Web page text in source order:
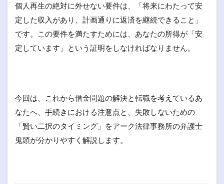
個人再生の絶対に外せない要件は、「将来にわたって安
定した収入があり、計画通りに返済を継続できること」
です。この要件を満たすためには、あなたの所得が「安
定しています」という証明をしなければなりません。
今回は、これから借金問題の解決と転職を考えているあ
なたへ、手続きにおける注意点と、失敗しないための
「賢い二択のタイミング」をアーク法律事務所の弁護士
鬼頭が分かりやすく解説します。